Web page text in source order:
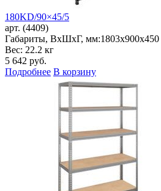
180KD/90×45/5
арт. (4409)
Габариты, ВxШxГ, мм:1803x900x450
Вес: 22.2 кг
5 642 руб.
Подробнее В корзину